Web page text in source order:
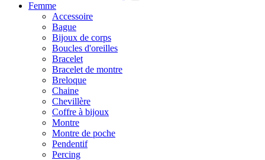
Femme
Accessoire
Bague
Bijoux de corps
Boucles d'oreilles
Bracelet
Bracelet de montre
Breloque
Chaine
Chevillère
Coffre à bijoux
Montre
Montre de poche
Pendentif
Percing